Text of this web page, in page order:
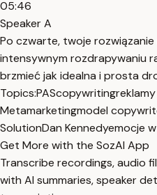
05:46
Speaker A
Po czwarte, twoje
intensywnym rozdrapywaniu
brzmieć jak idealna i prosta
Topics:PAScopywriting
Metamarketingmodel
SolutionDan Kennedyemocje
Get More with the SozAI App
Transcribe recordings, audio
with AI summaries, speaker